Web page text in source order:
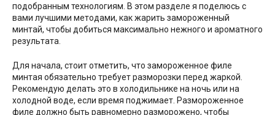
подобранным технологиям. В этом разделе я поделюсь с
вами лучшими методами, как жарить замороженный
минтай, чтобы добиться максимально нежного и ароматного
результата.
Для начала, стоит отметить, что замороженное филе
минтая обязательно требует разморозки перед жаркой.
Рекомендую делать это в холодильнике на ночь или на
холодной воде, если время поджимает. Размороженное
филе должно быть равномерно разморожено, чтобы